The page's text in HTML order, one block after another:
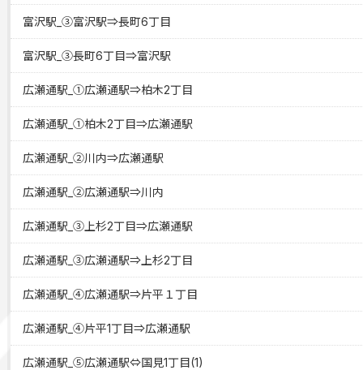
富沢駅_③富沢駅⇒長町6丁目
富沢駅_③長町6丁目⇒富沢駅
広瀬通駅_①広瀬通駅⇒柏木2丁目
広瀬通駅_①柏木2丁目⇒広瀬通駅
広瀬通駅_②川内⇒広瀬通駅
広瀬通駅_②広瀬通駅⇒川内
広瀬通駅_③上杉2丁目⇒広瀬通駅
広瀬通駅_③広瀬通駅⇒上杉2丁目
広瀬通駅_④広瀬通駅⇒片平１丁目
広瀬通駅_④片平1丁目⇒広瀬通駅
広瀬通駅_⑤広瀬通駅⇔国見1丁目(1)